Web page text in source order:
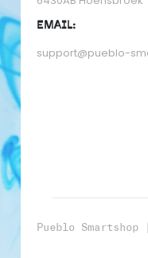
EMAIL:
support@pueblo-
Pueblo